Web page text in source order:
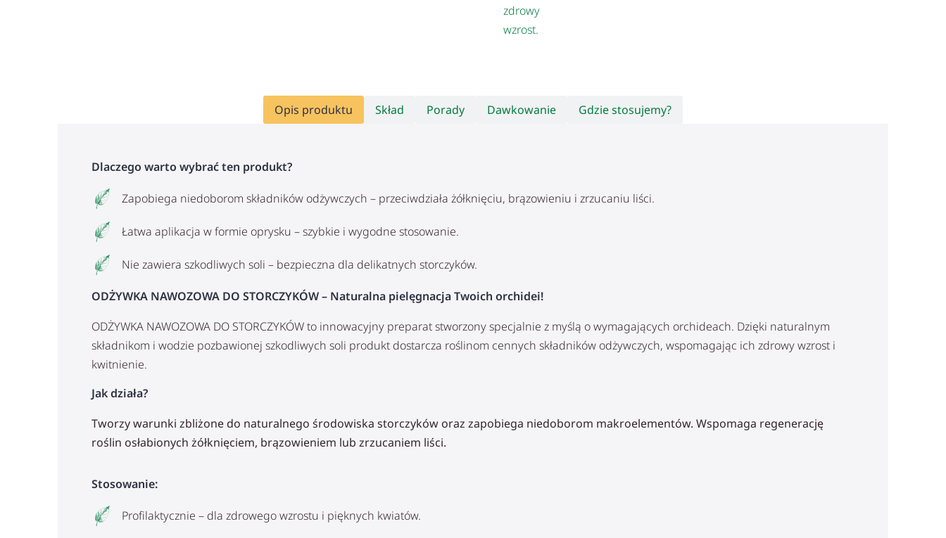
zdrowy
wzrost.
Opis produktu Skład Porady Dawkowanie Gdzie stosujemy?
Dlaczego warto wybrać ten produkt?
Zapobiega niedoborom składników odżywczych – przeciwdziała żółknięciu, brązowieniu i zrzucaniu liści.
Łatwa aplikacja w formie oprysku – szybkie i wygodne stosowanie.
Nie zawiera szkodliwych soli – bezpieczna dla delikatnych storczyków.
ODŻYWKA NAWOZOWA DO STORCZYKÓW – Naturalna pielęgnacja Twoich orchidei!
ODŻYWKA NAWOZOWA DO STORCZYKÓW to innowacyjny preparat stworzony specjalnie z myślą o wymagających orchideach. Dzięki naturalnym
składnikom i wodzie pozbawionej szkodliwych soli produkt dostarcza roślinom cennych składników odżywczych, wspomagając ich zdrowy wzrost i
kwitnienie.
Jak działa?
Tworzy warunki zbliżone do naturalnego środowiska storczyków oraz zapobiega niedoborom makroelementów. Wspomaga regenerację
roślin osłabionych żółknięciem, brązowieniem lub zrzucaniem liści.
Stosowanie:
Profilaktycznie – dla zdrowego wzrostu i pięknych kwiatów.